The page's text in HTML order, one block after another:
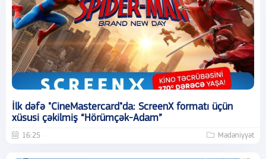
İlk dəfə "CineMastercard"da: ScreenX formatı üçün
xüsusi çəkilmiş “Hörümçək-Adam”
16:25 Mədəniyyət